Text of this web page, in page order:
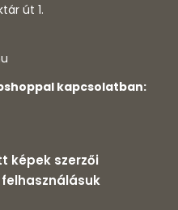
út 1.
kapcsolatban:
képek szerzői